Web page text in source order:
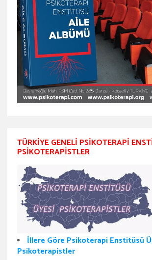
TÜRKIYE GENELI PSIKOTERAPI
PSIKOTERAPISTLER
İllere Göre Psikoterapi Enstitüsü
Psikoterapistler